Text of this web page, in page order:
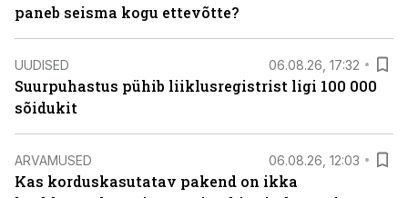
paneb seisma kogu ettevõtte?
UUDISED 06.08.26, 17:32
Suurpuhastus pühib liiklusregistrist ligi 100 000
sõidukit
ARVAMUSED 06.08.26, 12:03
Kas korduskasutatav pakend on ikka